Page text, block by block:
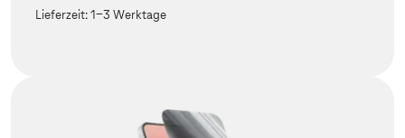
Lieferzeit:1-3 Werktage